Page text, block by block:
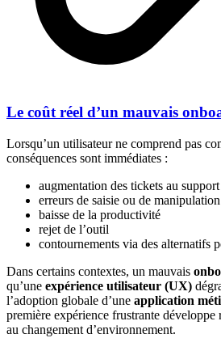
Le coût réel d’un mauvais
Lorsqu’un utilisateur ne comprend pas
conséquences sont immédiates :
augmentation des tickets au support
erreurs de saisie ou de manipulation
baisse de la productivité
rejet de l’outil
contournements via des alternatifs
Dans certains contextes, un mauvais
qu’une expérience utilisateur (UX)
l’adoption globale d’une application
première expérience frustrante développe
au changement d’environnement.